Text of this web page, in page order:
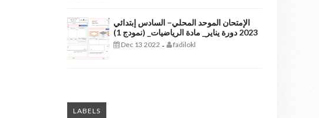
الإمتحان الموحد المحلي– السادس إبتدائي
2023 دورة يناير_ مادة الرياضيات_ (نمودج 1)
Dec 13 2022 - fadilokl
LABELS